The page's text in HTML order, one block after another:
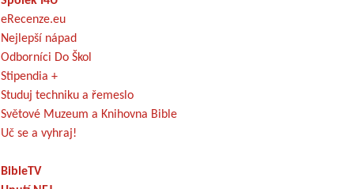
eRecenze.eu
Nejlepší nápad
Odborníci Do Škol
Stipendia +
Studuj techniku a řemeslo
Světové Muzeum a Knihovna Bible
Uč se a vyhraj!
BibleTV